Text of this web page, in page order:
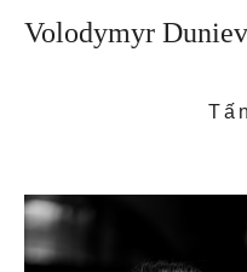
Volodymyr Duniev